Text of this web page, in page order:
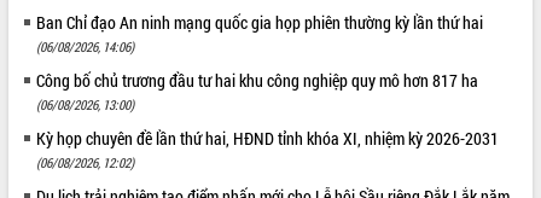
Ban Chỉ đạo An ninh mạng quốc gia họp phiên thường kỳ lần thứ hai
(06/08/2026, 14:06)
Công bố chủ trương đầu tư hai khu công nghiệp quy mô hơn 817 ha
(06/08/2026, 13:00)
Kỳ họp chuyên đề lần thứ hai, HĐND tỉnh khóa XI, nhiệm kỳ 2026-2031
(06/08/2026, 12:02)